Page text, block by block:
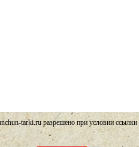
tarki.ru разрешено при условии ссылки